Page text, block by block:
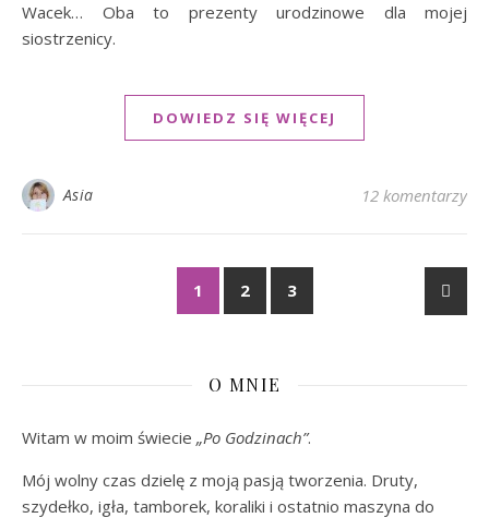
Wacek… Oba to prezenty urodzinowe dla mojej
siostrzenicy.
DOWIEDZ SIĘ WIĘCEJ
Asia 12 komentarzy
1 2 3
O MNIE
Witam w moim świecie „Po Godzinach”.
Mój wolny czas dzielę z moją pasją tworzenia. Druty,
szydełko, igła, tamborek, koraliki i ostatnio maszyna do